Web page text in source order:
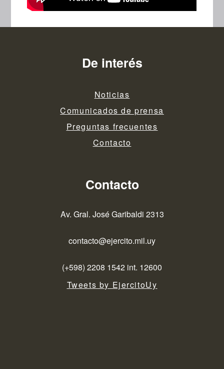
De interés
Noticias
Comunicados de prensa
Preguntas frecuentes
Contacto
Contacto
Av. Gral. José Garibaldi 2313
contacto@ejercito.mil.uy
(+598) 2208 1542 int. 12600
Tweets by EjercitoUy